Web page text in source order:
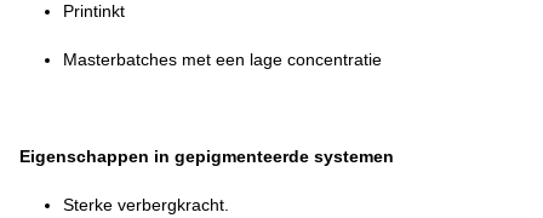
Printinkt
Masterbatches met een lage concentratie
Eigenschappen in gepigmenteerde systemen
Sterke verbergkracht.